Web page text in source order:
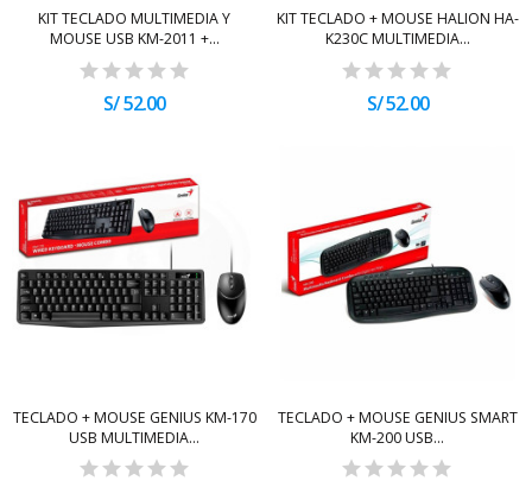
KIT TECLADO MULTIMEDIA Y
MOUSE USB KM-2011 +...
S/ 52.00
KIT TECLADO + MOUSE HALION HA-
K230C MULTIMEDIA...
S/ 52.00
TECLADO + MOUSE GENIUS KM-170
USB MULTIMEDIA...
TECLADO + MOUSE GENIUS SMART
KM-200 USB...